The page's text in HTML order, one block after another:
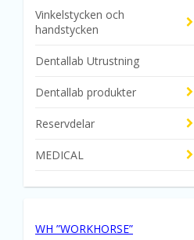
Vinkelstycken och
handstycken
Dentallab Utrustning
Dentallab produkter
Reservdelar
MEDICAL
WH ”WORKHORSE”